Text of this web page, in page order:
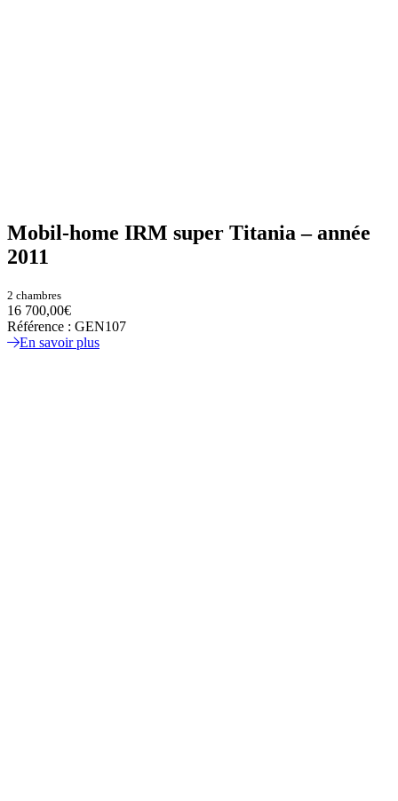
Mobil-home IRM super Titania – année
2011
2 chambres
16 700,00€
Référence : GEN107
En savoir plus